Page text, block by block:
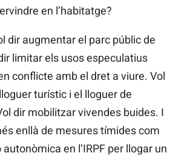
en l’habitatge?
dir augmentar el parc públic de
limitar els usos especulatius
conflicte amb el dret a viure. Vol
turístic i el lloguer de
dir mobilitzar vivendes buides. I
enllà de mesures tímides com
en l’IRPF per llogar un